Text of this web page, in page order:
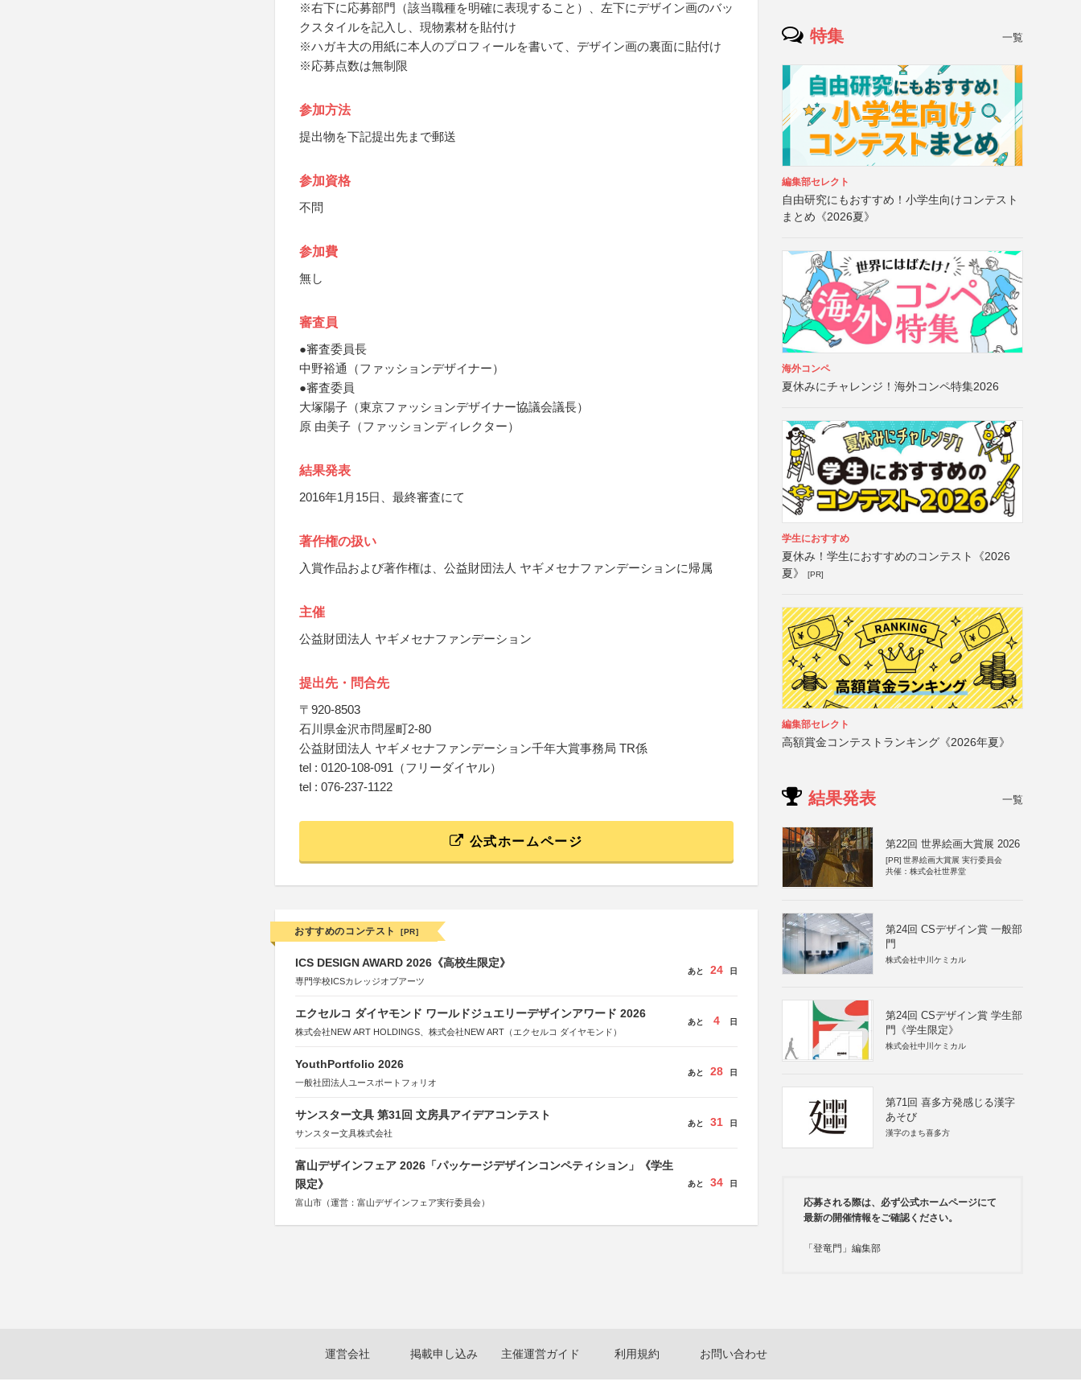
※右下に応募部門（該当職種を明確に表現すること）、左下にデザイン画のバッ
クスタイルを記入し、現物素材を貼付け
※ハガキ大の用紙に本人のプロフィールを書いて、デザイン画の裏面に貼付け
※応募点数は無制限
参加方法
提出物を下記提出先まで郵送
参加資格
不問
参加費
無し
審査員
●審査委員長
中野裕通（ファッションデザイナー）
●審査委員
大塚陽子（東京ファッションデザイナー協議会議長）
原 由美子（ファッションディレクター）
結果発表
2016年1月15日、最終審査にて
著作権の扱い
入賞作品および著作権は、公益財団法人 ヤギメセナファンデーションに帰属
主催
公益財団法人 ヤギメセナファンデーション
提出先・問合先
〒920-8503
石川県金沢市問屋町2-80
公益財団法人 ヤギメセナファンデーション千年大賞事務局 TR係
tel : 0120-108-091（フリーダイヤル）
tel : 076-237-1122
公式ホームページ
おすすめのコンテスト [PR]
ICS DESIGN AWARD 2026《高校生限定》
専門学校ICSカレッジオブアーツ
あと 24 日
エクセルコ ダイヤモンド ワールドジュエリーデザインアワード 2026
株式会社NEW ART HOLDINGS、株式会社NEW ART（エクセルコ ダイヤモンド）
あと 4 日
YouthPortfolio 2026
一般社団法人ユースポートフォリオ
あと 28 日
サンスター文具 第31回 文房具アイデアコンテスト
サンスター文具株式会社
あと 31 日
富山デザインフェア 2026「パッケージデザインコンペティション」《学生
限定》
富山市（運営：富山デザインフェア実行委員会）
あと 34 日
特集 一覧
編集部セレクト
自由研究にもおすすめ！小学生向けコンテスト
まとめ《2026夏》
海外コンペ
夏休みにチャレンジ！海外コンペ特集2026
学生におすすめ
夏休み！学生におすすめのコンテスト《2026
夏》
[PR]
編集部セレクト
高額賞金コンテストランキング《2026年夏》
結果発表 一覧
第22回 世界絵画大賞展 2026
[PR] 世界絵画大賞展 実行委員会
共催：株式会社世界堂
第24回 CSデザイン賞 一般部
門
株式会社中川ケミカル
第24回 CSデザイン賞 学生部
門《学生限定》
株式会社中川ケミカル
第71回 喜多方発感じる漢字
あそび
漢字のまち喜多方
応募される際は、必ず公式ホームページにて
最新の開催情報をご確認ください。
「登竜門」編集部
運営会社 掲載申し込み 主催運営ガイド 利用規約 お問い合わせ